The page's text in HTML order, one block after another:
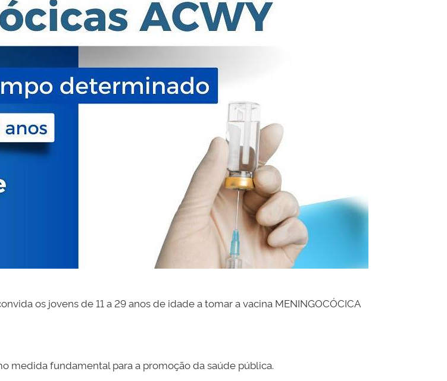
os jovens de 11 a 29 anos de idade a tomar a vacina MENINGOCÓCICA
medida fundamental para a promoção da saúde pública.